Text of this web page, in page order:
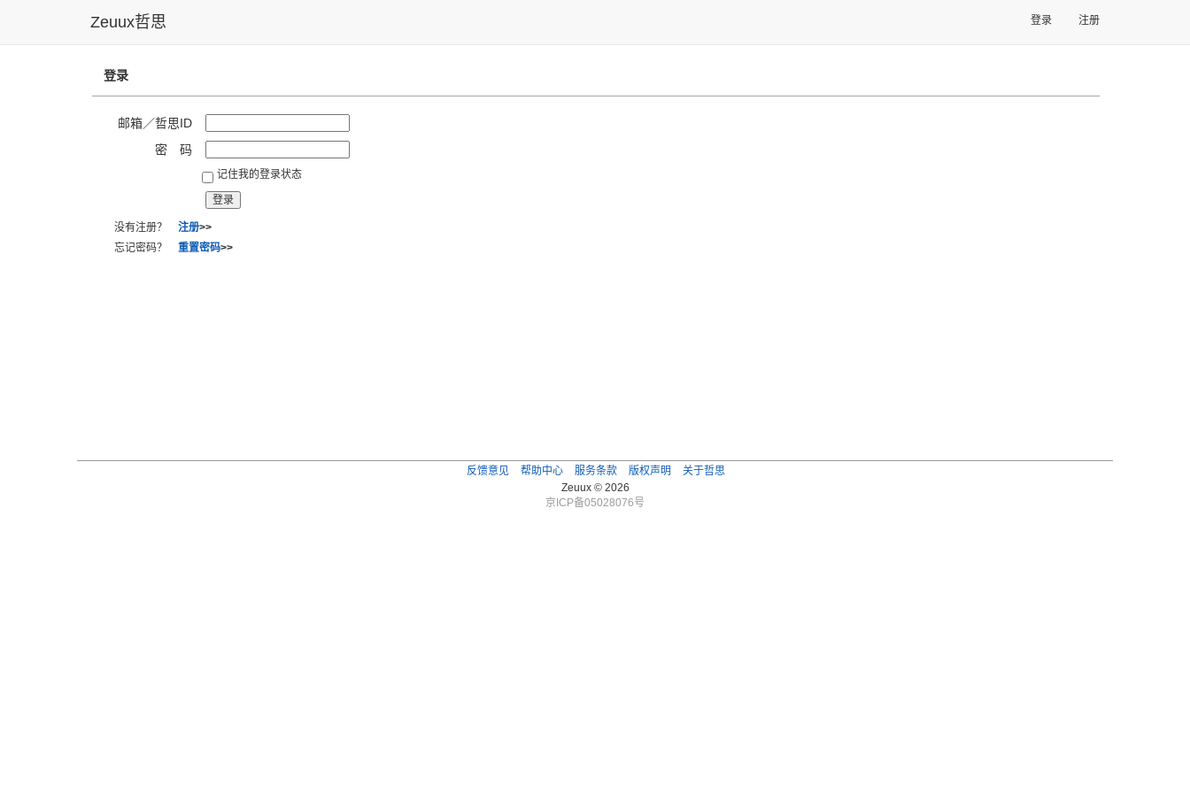
Zeuux哲思 登录 注册
登录
邮箱／哲思ID
密 码
记住我的登录状态
没有注册？ 注册>>
忘记密码？ 重置密码>>
反馈意见 帮助中心 服务条款 版权声明
关于哲思
Zeuux © 2026
京ICP备05028076号